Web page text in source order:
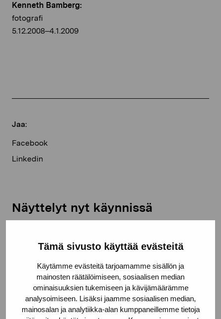
Tämä sivusto käyttää evästeitä
Käytämme evästeitä tarjoamamme sisällön ja
mainosten räätälöimiseen, sosiaalisen median
ominaisuuksien tukemiseen ja kävijämäärämme
analysoimiseen. Lisäksi jaamme sosiaalisen median,
mainosalan ja analytiikka-alan kumppaneillemme tietoja
Jaa:
Facebook
Linkedin
Kenneth Bamberg:
fotografi
5.12.2008–4.1.2009
Näyttelyt nyt käynnissä
sisäänpääsy
Elverket
ti–su klo 11–17
Sinne